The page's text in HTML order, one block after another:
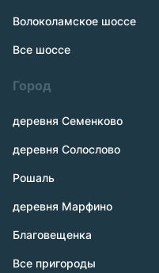
Волоколамское шоссе
Все шоссе
Город
деревня Семенково
деревня Солослово
Рошаль
деревня Марфино
Благовещенка
Все пригороды